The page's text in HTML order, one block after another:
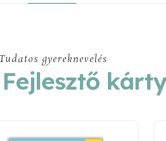
gyereknevelés